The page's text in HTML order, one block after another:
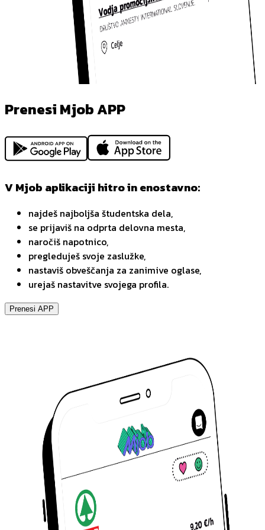
Prenesi Mjob APP
V Mjob aplikaciji hitro in enostavno:
najdeš najboljša študentska dela,
se prijaviš na odprta delovna mesta,
naročiš napotnico,
pregleduješ svoje zaslužke,
nastaviš obveščanja za zanimive oglase,
urejaš nastavitve svojega profila.
Prenesi APP